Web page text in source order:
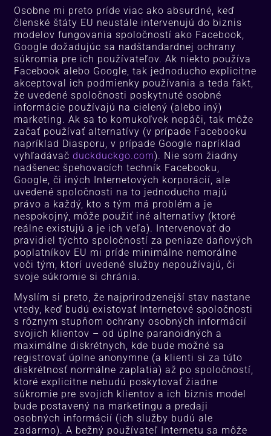
Osobne mi preto príde viac ako absurdné, keď
členské štáty EU neustále intervenujú do biznis
modelov fungovania spoločností ako Facebook,
Google dožadujúc sa nadštandardnej ochrany
súkromia pre ich používateľov. Ak niekto používa
Facebook alebo Google, tak jednoducho explicitne
akceptoval ich podmienky používania a teda fakt,
že uvedené spoločnosti poskytnuté osobné
informácie používajú na cielený (alebo iný)
marketing. Ak sa to komukoľvek nepáči, tak môže
začať používať alternatívy (v prípade Facebooku
napríklad Diasporu, v prípade Google napríklad
vyhľadávačduckduckgo.com). Nie som žiadny
nadšenec špehovacích techník Facebooku,
Google, či iných Internetových korporácií, ale
uvedené spoločnosti na to jednoducho majú
právo a každý, kto s tým má problém a je
nespokojný, môže použiť iné alternatívy (ktoré
reálne existujú a je ich veľa). Intervenovať do
pravidiel týchto spoločností za peniaze daňových
poplatníkov EU mi príde minimálne nemorálne
voči tým, ktorí uvedené služby nepoužívajú, či
svoje súkromie si chránia.
Myslím si preto, že najprirodzenejší stav nastane
vtedy, keď budú existovať Internetové spoločnosti
s rôznym stupňom ochrany osobných informácií
svojich klientov – od úplne paranoidných a
maximálne diskrétnych, kde bude možné sa
registrovať úplne anonymne (a klienti si za túto
diskrétnosť normálne zaplatia) až po spoločností,
ktoré explicitne nebudú poskytovať žiadne
súkromie pre svojich klientov a ich biznis model
bude postavený na marketingu a predaji
osobných informácií (ich služby budú ale
zadarmo). A bežný používateľ Internetu sa môže